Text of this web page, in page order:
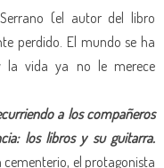
(el autor del libro
perdido. El mundo se ha
la vida ya no le merece
a los compañeros
los libros y su guitarra.
cementerio, el protagonista